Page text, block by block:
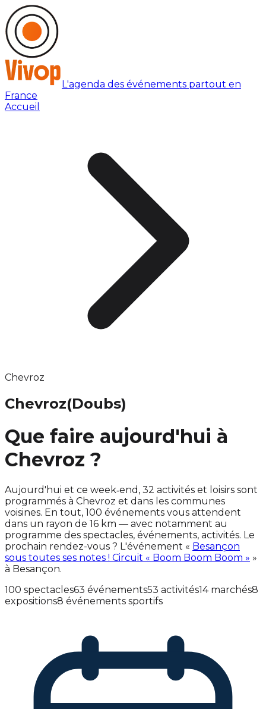
L'agenda des événements partout en
France
Accueil
Chevroz
Chevroz(Doubs)
Que faire aujourd'hui à
Chevroz ?
Aujourd'hui et ce week‑end, 32 activités et loisirs sont
programmés à Chevroz et dans les communes
voisines. En tout, 100 événements vous attendent
dans un rayon de 16 km — avec notamment au
programme des spectacles, événements, activités. Le
prochain rendez-vous ? L'événement « Besançon
sous toutes ses notes ! Circuit « Boom Boom Boom » »
à Besançon.
100 spectacles63 événements53 activités14 marchés8
expositions8 événements sportifs